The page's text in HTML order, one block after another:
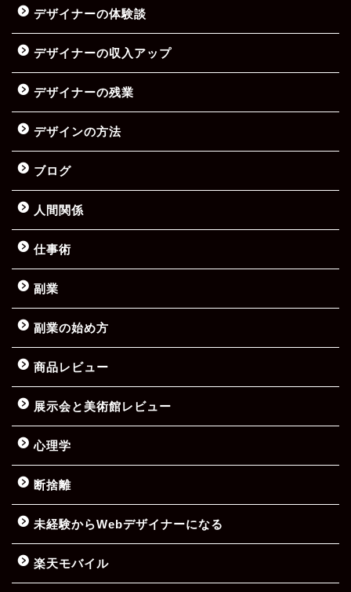
デザイナーの体験談
デザイナーの収入アップ
デザイナーの残業
デザインの方法
ブログ
人間関係
仕事術
副業
副業の始め方
商品レビュー
展示会と美術館レビュー
心理学
断捨離
未経験からWebデザイナーになる
楽天モバイル